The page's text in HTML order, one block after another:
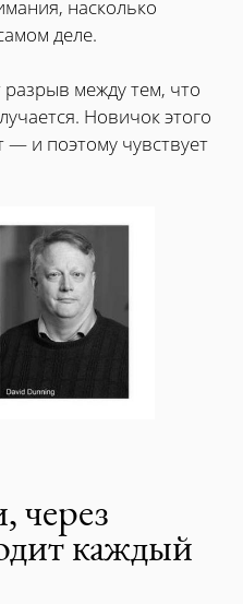
насколько
деле.
между тем, что
Новичок этого
— и поэтому чувствует
через
каждый